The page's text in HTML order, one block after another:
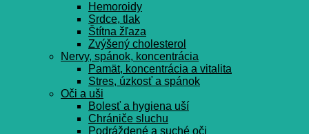
Hemoroidy
Srdce, tlak
Štítna žľaza
Zvýšený cholesterol
Nervy, spánok, koncentrácia
Pamät, koncentrácia a vitalita
Stres, úzkosť a spánok
Oči a uši
Bolesť a hygiena uší
Chrániče sluchu
Podráždené a suché oči